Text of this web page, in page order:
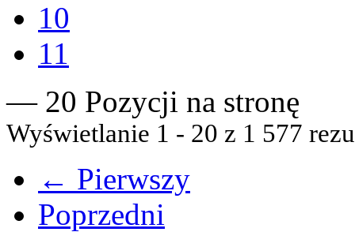
10
11
— 20 Pozycji na stronę
Wyświetlanie 1 - 20 z 1 577
← Pierwszy
Poprzedni